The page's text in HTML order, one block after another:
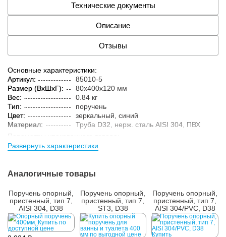
Технические документы
Описание
Отзывы
Основные характеристики:
Артикул:
85010-5
Размер (ВxШxГ):
80x400x120 мм
Вес:
0.84 кг
Тип:
поручень
Цвет:
зеркальный, синий
Материал:
Труба D32, нерж. cталь AISI 304, ПВХ
Параметры упакованного товара:
Размер (ВxШxГ):
90x410x130 мм
упаковке:
Развернуть характеристики
Аналогичные товары
Поручень опорный,
пристенный, тип 7,
AISI 304, D38
Поручень опорный,
пристенный, тип 7,
ST3, D38
Поручень опорный,
пристенный, тип 7,
AISI 304/PVC, D38